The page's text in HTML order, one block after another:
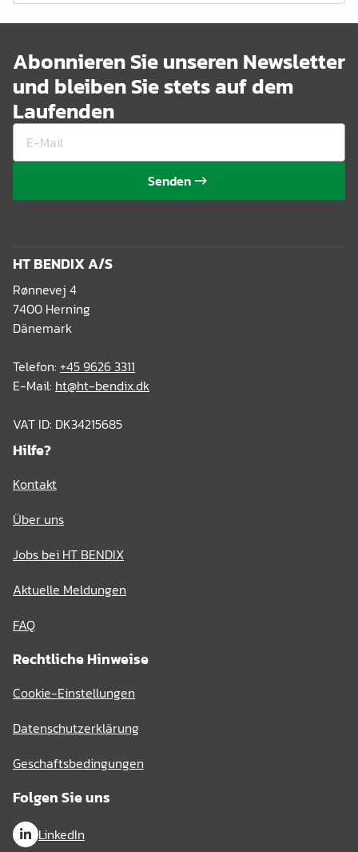
Abonnieren Sie unseren Newsletter
und bleiben Sie stets auf dem
Laufenden
Senden
HT BENDIX A/S
Rønnevej 4
7400 Herning
Dänemark
Telefon: +45 9626 3311
E-Mail: ht@ht-bendix.dk
VAT ID: DK34215685
Hilfe?
Kontakt
Über uns
Jobs bei HT BENDIX
Aktuelle Meldungen
FAQ
Rechtliche Hinweise
Cookie-Einstellungen
Datenschutzerklärung
Geschaftsbedingungen
Folgen Sie uns
LinkedIn